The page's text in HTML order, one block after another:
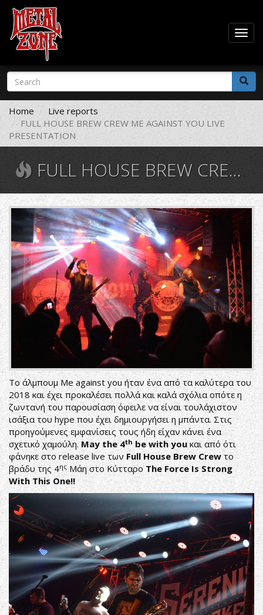
Skip
main
content
Search
form
Search
Home
Live reports
FULL HOUSE BREW CREW ME AGAINST YOU LIVE
PRESENTATION
FULL HOUSE BREW CREW ME AGAINST YOU LIVE PRESENTATION
DSC_0143_0.JPG
Το άλμπουμ Me against you ήταν ένα από τα καλύτερα του
2018 και έχει προκαλέσει πολλά και καλά σχόλια οπότε η
ζωντανή του παρουσίαση όφειλε να είναι τουλάχιστον
ισάξια του hype που έχει δημιουργήσει η μπάντα. Στις
προηγούμενες εμφανίσεις τους ήδη είχαν κάνει ένα
σχετικό χαμούλη.May the 4thbe with youκαι από ότι
φάνηκε στο release live των Full House Brew Crewτο
βράδυ της 4ηςΜάη στο ΚύτταροThe Force Is Strong
With This One!!